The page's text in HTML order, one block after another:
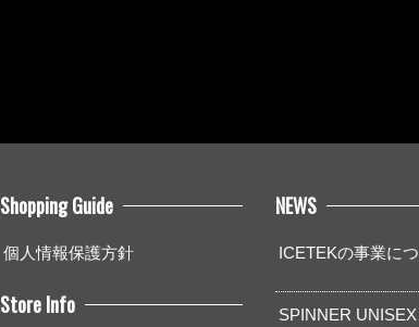
Shopping Guide
個人情報保護方針
Store Info
NEWS
ICETEKの事業に
SPINNER UNISEX